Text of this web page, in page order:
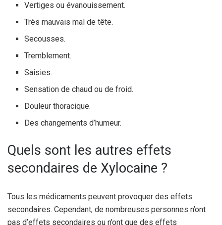
Vertiges ou évanouissement.
Très mauvais mal de tête.
Secousses.
Tremblement.
Saisies.
Sensation de chaud ou de froid.
Douleur thoracique.
Des changements d’humeur.
Quels sont les autres effets
secondaires de Xylocaine ?
Tous les médicaments peuvent provoquer des effets
secondaires. Cependant, de nombreuses personnes n’ont
pas d’effets secondaires ou n’ont que des effets